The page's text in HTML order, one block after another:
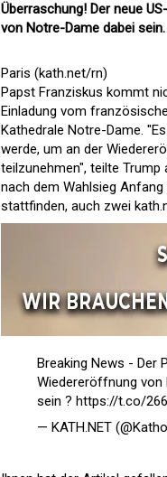
Überraschung! Der neue
von Notre-Dame dabei
Paris (kath.net/rn)
Papst Franziskus kommt
Einladung vom
Kathedrale Notre-Dame.
werde, um an der
teilzunehmen", teilte
nach dem Wahlsieg
stattfinden, auch zwei
Breaking News - Der
Wiedereröffnung von
sein ? https://t.co/
— KATH.NET